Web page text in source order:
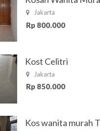
Jakarta
Rp 800.000
Kost Celitri
Jakarta
Rp 850.000